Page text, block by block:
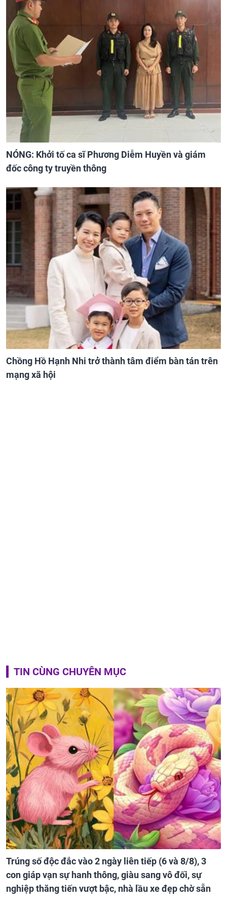
NÓNG: Khởi tố ca sĩ Phương Diễm Huyền và giám
đốc công ty truyền thông
Chồng Hồ Hạnh Nhi trở thành tâm điểm bàn tán trên
mạng xã hội
TIN CÙNG CHUYÊN MỤC
Trúng số độc đắc vào 2 ngày liên tiếp (6 và 8/8), 3
con giáp vạn sự hanh thông, giàu sang vô đối, sự
nghiệp thăng tiến vượt bậc, nhà lầu xe đẹp chờ sẵn